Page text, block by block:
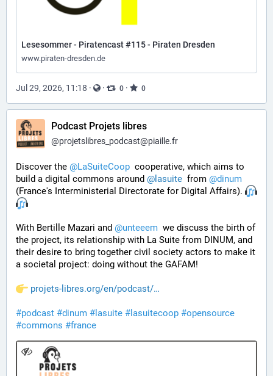
Lesesommer - Piratencast #115 - Piraten Dresden
www.piraten-dresden.de
Jul 29, 2026, 11:18 · · 0 · 0
Podcast Projets libres
@projetslibres_podcast@piaille.fr
Discover the @LaSuiteCoop
  cooperative, which aims to
build a digital commons around @ lasuite
  from
@dinum
(France's Interministerial Directorate for Digital Affairs).
With Bertille Mazari and @unteeem
  we discuss the birth of
the project, its relationship with La Suite from DINUM, and
their desire to bring together civil society actors to make it
a societal project: doing without the GAFAM!
projets-libres.org/en/podcast/
#podcast #dinum # lasuite # lasuitecoop #opensource
#commons #france